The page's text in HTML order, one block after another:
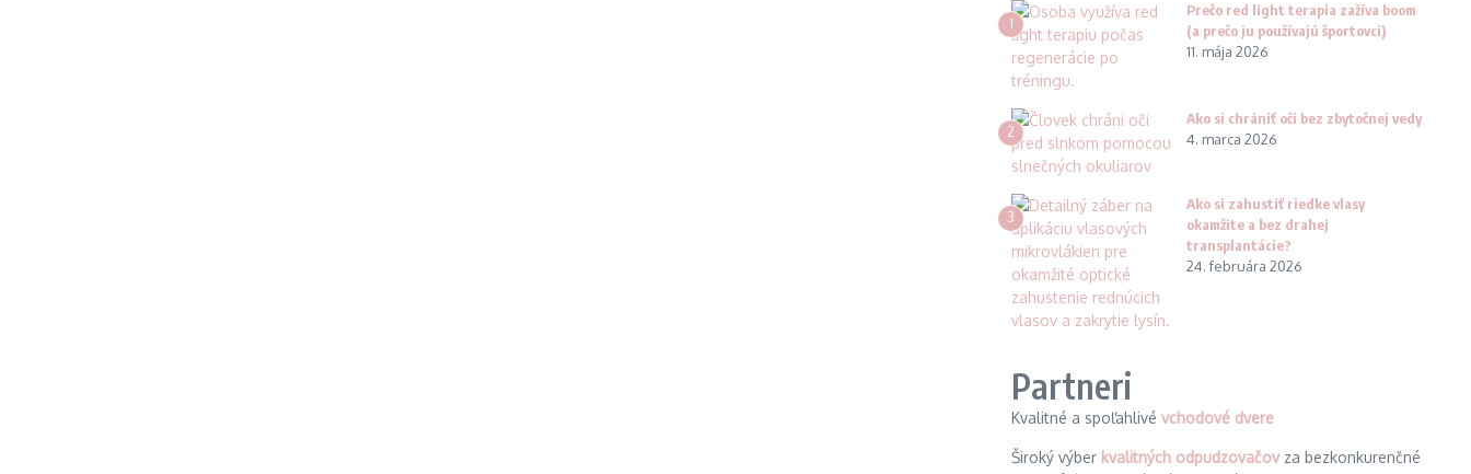
1
Prečo red light terapia zažíva boom
(a prečo ju používajú športovci)
11. mája 2026
2
Ako si chrániť oči bez zbytočnej vedy
4. marca 2026
3
Ako si zahustiť riedke vlasy
okamžite a bez drahej
transplantácie?
24. februára 2026
Partneri
Kvalitné a spoľahlivé vchodové dvere
Široký výber kvalitných odpudzovačovza bezkonkurenčné